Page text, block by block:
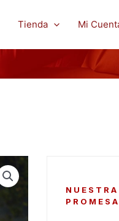
Tienda Mi
NUESTRA
PROMESA